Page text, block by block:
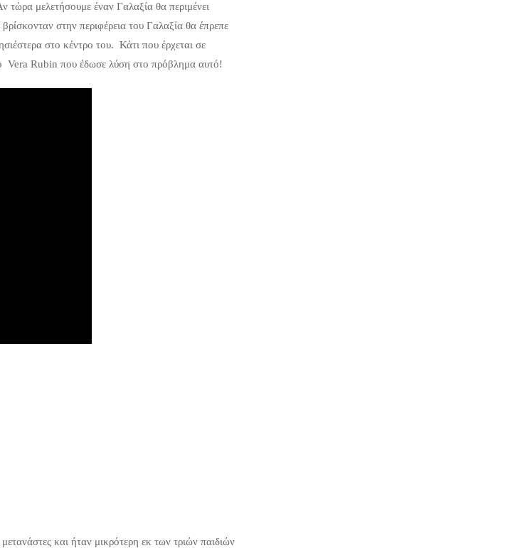
μελετήσουμε έναν Γαλαξία θα περιμένει
στην περιφέρεια του Γαλαξία θα έπρεπε
στο κέντρο του. Κάτι που έρχεται σε
Vera Rubin που έδωσε λύση στο πρόβλημα αυτό!
και ήταν μικρότερη εκ των τριών παιδιών